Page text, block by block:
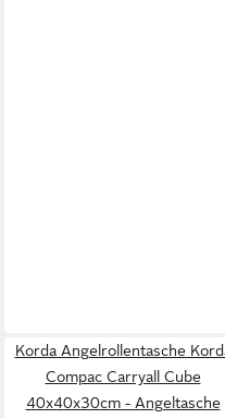
Korda Angelrollentasche
Compac Carryall Cube
40x40x30cm - Angeltasche